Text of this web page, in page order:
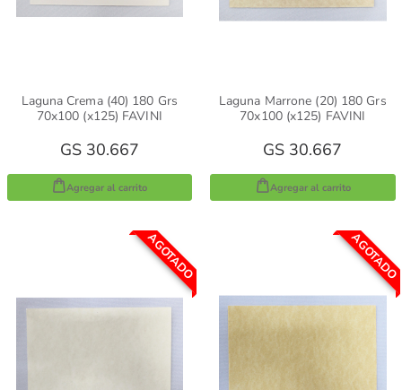
Laguna Crema (40) 180 Grs
70x100 (x125) FAVINI
GS 30.667
Agregar al carrito
Laguna Marrone (20) 180 Grs
70x100 (x125) FAVINI
GS 30.667
Agregar al carrito
AGOTADO AGOTADO